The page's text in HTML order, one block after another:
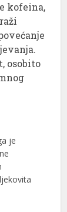
kofeina,
osobito
je